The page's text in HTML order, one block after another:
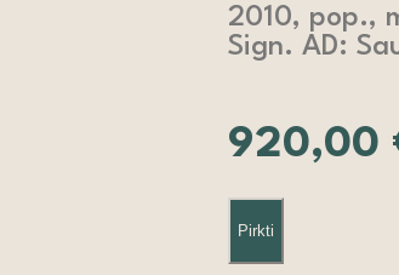
2010, pop.,
Sign. AD:
920,00
Pirkti